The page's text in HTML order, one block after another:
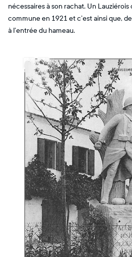
nécessaires à son rachat. Un Lauziérois
commune en 1921 et c’est ainsi que,
à l’entrée du hameau.